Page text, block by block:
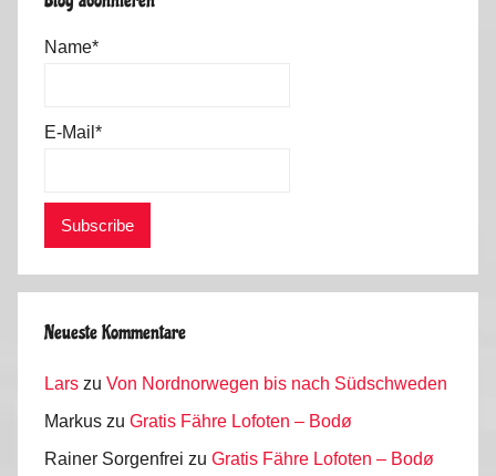
Name*
E-Mail*
Neueste Kommentare
Lars zu Von Nordnorwegen bis nach Südschweden
Markus zu Gratis Fähre Lofoten – Bodø
Rainer Sorgenfrei zu Gratis Fähre Lofoten – Bodø